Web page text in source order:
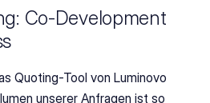
Co-Development
Quoting-Tool von Luminovo
unserer Anfragen ist so